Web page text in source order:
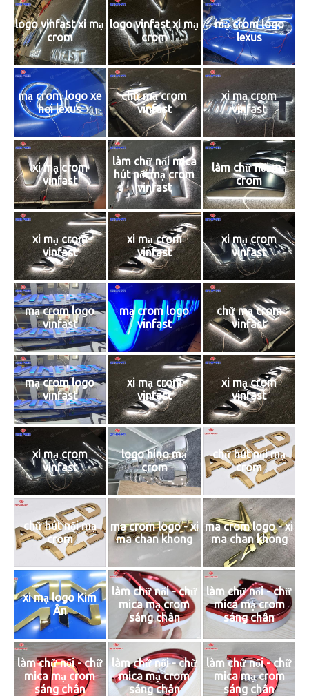
logo vinfast xi mạ
crom
logo vinfast xi mạ
crom
mạ crom logo
lexus
mạ crom logo xe
hơi lexus
chữ mạ crom
vinfast
xi mạ crom
vinfast
xi mạ crom
vinfast
làm chữ nổi mica
hút nổi mạ crom
vinfast
làm chữ nổi mạ
crom
xi mạ crom
vinfast
xi mạ crom
vinfast
xi mạ crom
vinfast
mạ crom logo
vinfast
mạ crom logo
vinfast
chữ mạ crom
vinfast
mạ crom logo
vinfast
xi mạ crom
vinfast
xi mạ crom
vinfast
xi mạ crom
vinfast
logo hino mạ
crom
chữ hút nổi mạ
crom
chữ hút nổi mạ
crom
ma crom logo - xi
ma chan khong
ma crom logo - xi
ma chan khong
xi mạ logo Kim
Ân
làm chữ nổi - chữ
mica mạ crom
sáng chân
làm chữ nổi - chữ
mica mạ crom
sáng chân
làm chữ nổi - chữ
mica mạ crom
sáng chân
làm chữ nổi - chữ
mica mạ crom
sáng chân
làm chữ nổi - chữ
mica mạ crom
sáng chân